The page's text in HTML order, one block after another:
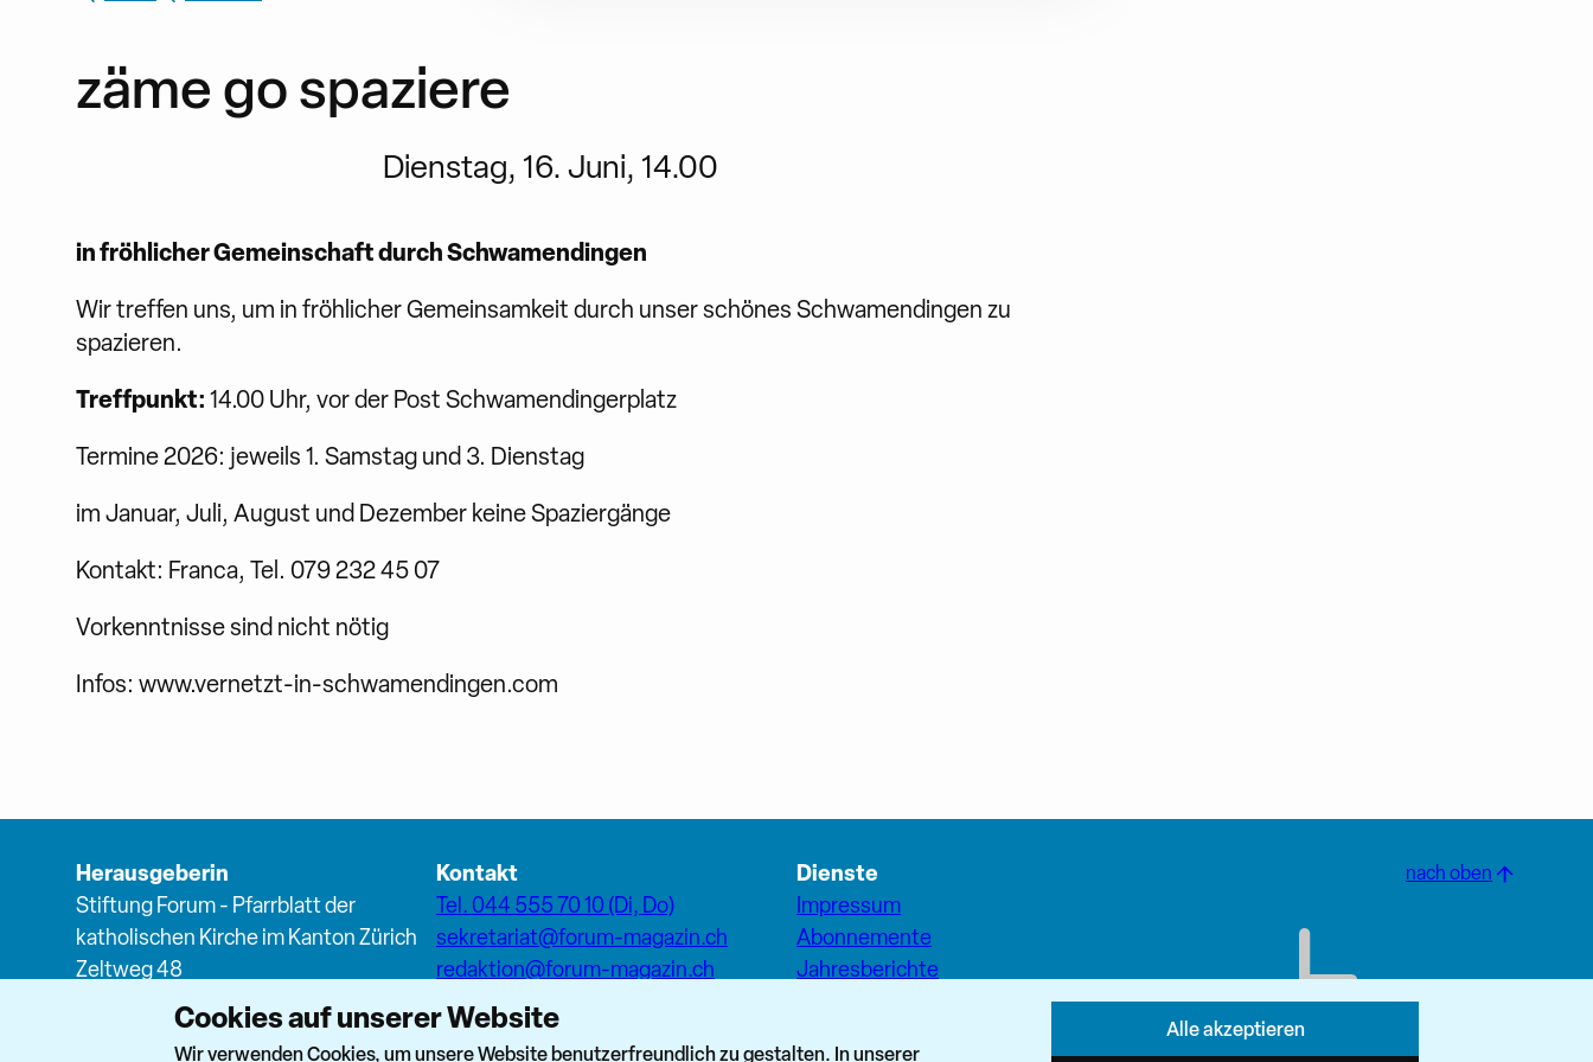
zäme go spaziere
Dienstag, 16. Juni, 14.00
in fröhlicher Gemeinschaft durch Schwamendingen
Wir treffen uns, um in fröhlicher Gemeinsamkeit durch unser schönes Schwamendingen zu
spazieren.
Treffpunkt:14.00 Uhr, vor der Post Schwamendingerplatz
Termine 2026: jeweils 1. Samstag und 3. Dienstag
im Januar, Juli, August und Dezember keine Spaziergänge
Kontakt: Franca, Tel. 079 232 45 07
Vorkenntnisse sind nicht nötig
Infos: www.vernetzt-in-schwamendingen.com
Herausgeberin
Stiftung Forum - Pfarrblatt der
katholischen Kirche im Kanton Zürich
Zeltweg 48
8032 Zürich
Kontakt
Tel. 044 555 70 10 (Di, Do)
sekretariat@forum-magazin.ch
redaktion@forum-magazin.ch
Forum Team
Netzwerk
Dienste
Impressum
Abonnemente
Jahresberichte
nach oben
Cookies auf unserer Website
Wir verwenden Cookies, um unsere Website benutzerfreundlich zu gestalten. In unserer
Alle akzeptieren